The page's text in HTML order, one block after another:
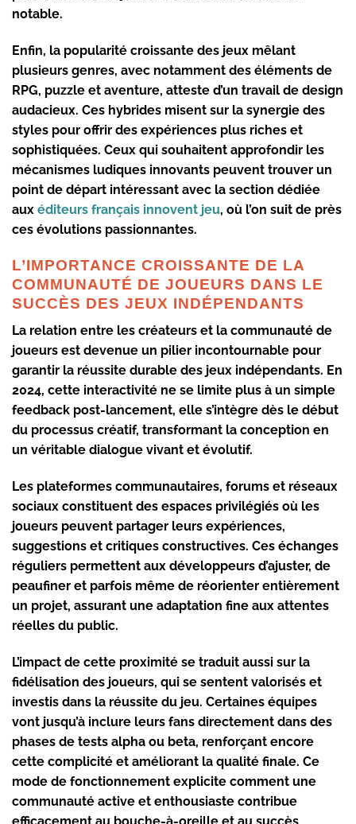
notable.
Enfin, la popularité croissante des jeux mêlant
plusieurs genres, avec notamment des éléments de
RPG, puzzle et aventure, atteste d’un travail de design
audacieux. Ces hybrides misent sur la synergie des
styles pour offrir des expériences plus riches et
sophistiquées. Ceux qui souhaitent approfondir les
mécanismes ludiques innovants peuvent trouver un
point de départ intéressant avec la section dédiée
aux éditeurs français innovent jeu, où l’on suit de près
ces évolutions passionnantes.
L’IMPORTANCE CROISSANTE DE LA
COMMUNAUTÉ DE JOUEURS DANS LE
SUCCÈS DES JEUX INDÉPENDANTS
La relation entre les créateurs et la communauté de
joueurs est devenue un pilier incontournable pour
garantir la réussite durable des jeux indépendants. En
2024, cette interactivité ne se limite plus à un simple
feedback post-lancement, elle s’intègre dès le début
du processus créatif, transformant la conception en
un véritable dialogue vivant et évolutif.
Les plateformes communautaires, forums et réseaux
sociaux constituent des espaces privilégiés où les
joueurs peuvent partager leurs expériences,
suggestions et critiques constructives. Ces échanges
réguliers permettent aux développeurs d’ajuster, de
peaufiner et parfois même de réorienter entièrement
un projet, assurant une adaptation fine aux attentes
réelles du public.
L’impact de cette proximité se traduit aussi sur la
fidélisation des joueurs, qui se sentent valorisés et
investis dans la réussite du jeu. Certaines équipes
vont jusqu’à inclure leurs fans directement dans des
phases de tests alpha ou beta, renforçant encore
cette complicité et améliorant la qualité finale. Ce
mode de fonctionnement explicite comment une
communauté active et enthousiaste contribue